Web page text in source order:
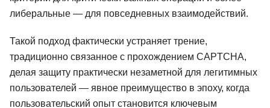
либеральные — для повседневных взаимодействий.
Такой подход фактически устраняет трение,
традиционно связанное с прохождением CAPTCHA,
делая защиту практически незаметной для легитимных
пользователей — явное преимущество в эпоху, когда
пользовательский опыт становится ключевым